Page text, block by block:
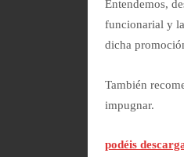
Entendemos,
funcionarial y
dicha
También
impugnar.
podéis